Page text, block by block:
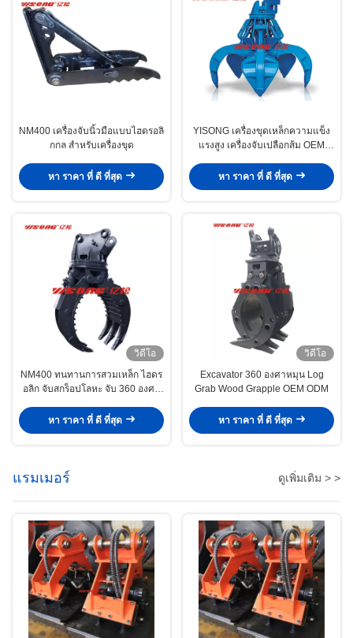
NM400 เครื่องจับนิ้วมือแบบไฮดรอลิ
กกล สําหรับเครื่องขุด
หา ราคา ที่ ดี ที่สุด
YISONG เครื่องขุดเหล็กความแข็ง
แรงสูง เครื่องจับเปลือกส้ม OEM
หา ราคา ที่ ดี ที่สุด
วิดีโอ
NM400 ทนทานการสวมเหล็ก ไฮดร
อลิก จับสกร็อปโลหะ จับ 360 องศา
หา ราคา ที่ ดี ที่สุด
วิดีโอ
Excavator 360 องศาหมุน Log
Grab Wood Grapple OEM ODM
หา ราคา ที่ ดี ที่สุด
แรมเมอร์ ดูเพิ่มเติม > >